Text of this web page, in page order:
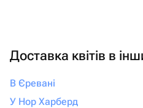
Доставка квітів в
В Єревані
У Нор Харберд